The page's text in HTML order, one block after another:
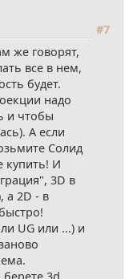
#7
же говорят,
все в нем,
будет.
надо
и чтобы
А если
Солид
купить! И
3D в
а 2D - в
UG или ...) и